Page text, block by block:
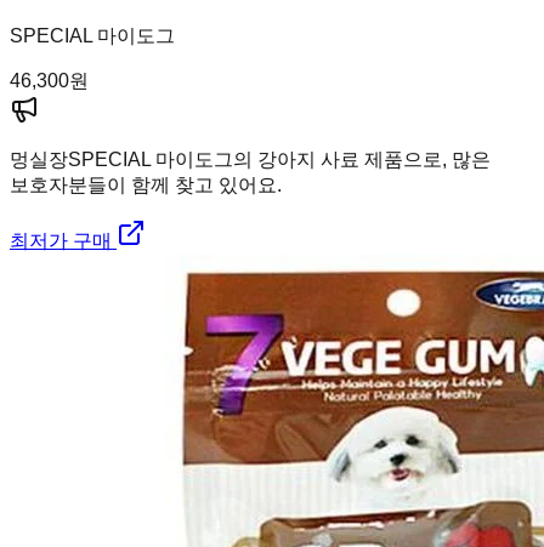
SPECIAL 마이도그
46,300원
멍실장SPECIAL 마이도그의 강아지 사료 제품으로, 많은
보호자분들이 함께 찾고 있어요.
최저가 구매